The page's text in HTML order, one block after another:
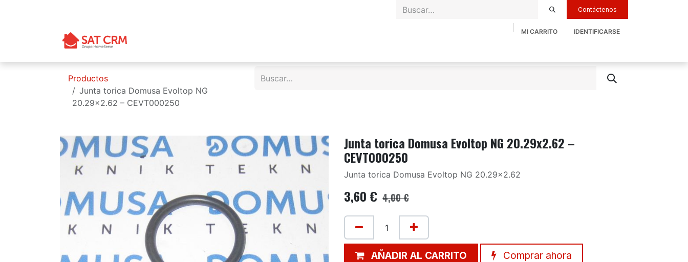
Contáctenos
MI CARRITO IDENTIFICARSE
Productos
Junta torica Domusa Evoltop NG
20.29x2.62 – CEVT000250
Junta torica Domusa Evoltop NG 20.29x2.62 –
CEVT000250
Junta torica Domusa Evoltop NG 20.29x2.62
3,60 € 4,00€
AÑADIR AL CARRITO Comprar ahora